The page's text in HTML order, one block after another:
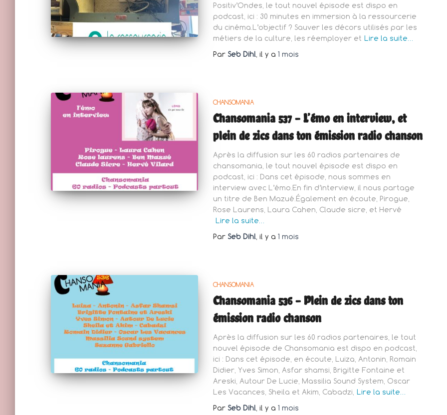
Positiv’Ondes, le tout nouvel épisode est dispo en
podcast, ici : 30 minutes en immersion à la ressourcerie
du cinéma.L’objectif ? Sauver les décors utilisés par les
métiers de la culture, les réemployer et Lire la suite…
Par Seb Dihl, il y a 1 mois
CHANSOMANIA
Chansomania 537 – L’émo en interview, et
plein de zics dans ton émission radio chanson
Après la diffusion sur les 60 radios partenaires de
chansomania, le tout nouvel épisode est dispo en
podcast, ici : Dans cet épisode, nous sommes en
interview avec L’émo.En fin d’interview, il nous partage
un titre de Ben Mazué.Également en écoute, Pirogue,
Rose Laurens, Laura Cahen, Claude sicre, et Hervé
Lire la suite…
Par Seb Dihl, il y a 1 mois
CHANSOMANIA
Chansomania 536 – Plein de zics dans ton
émission radio chanson
Après la diffusion sur les 60 radios partenaires, le tout
nouvel épisode de Chansomania est dispo en podcast,
ici : Dans cet épisode, en écoute, Luiza, Antonin, Romain
Didier, Yves Simon, Asfar shamsi, Brigitte Fontaine et
Areski, Autour De Lucie, Massilia Sound System, Oscar
Les Vacances, Sheila et Akim, Cabadzi, Lire la suite…
Par Seb Dihl, il y a 1 mois